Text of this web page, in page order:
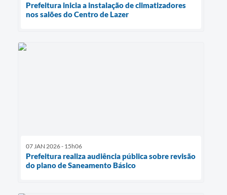
Prefeitura inicia a instalação de climatizadores
nos salões do Centro de Lazer
07 JAN 2026 - 15h06
Prefeitura realiza audiência pública sobre revisão
do plano de Saneamento Básico